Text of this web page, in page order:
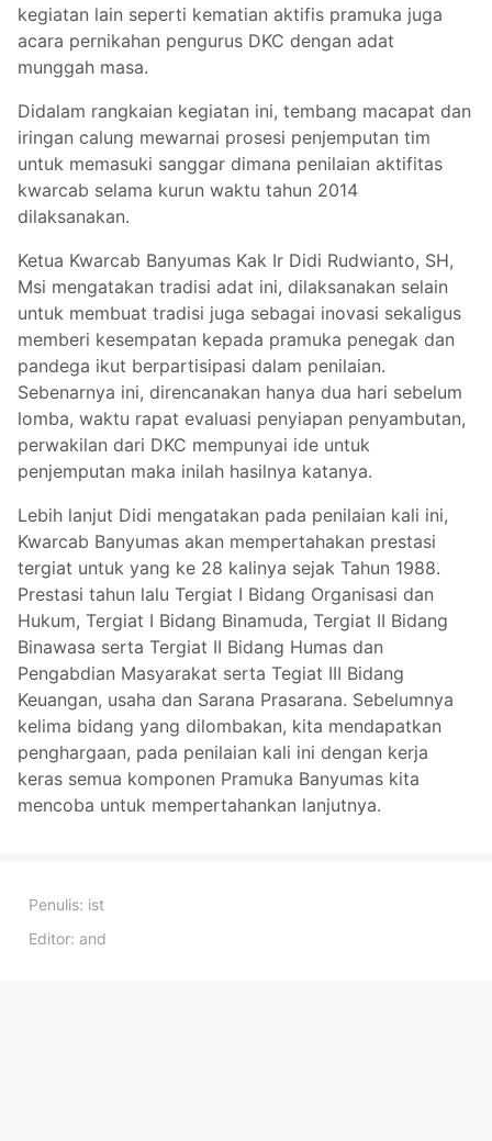
kegiatan lain seperti kematian aktifis pramuka juga
acara pernikahan pengurus DKC dengan adat
munggah masa.
Didalam rangkaian kegiatan ini, tembang macapat dan
iringan calung mewarnai prosesi penjemputan tim
untuk memasuki sanggar dimana penilaian aktifitas
kwarcab selama kurun waktu tahun 2014
dilaksanakan.
Ketua Kwarcab Banyumas Kak Ir Didi Rudwianto, SH,
Msi mengatakan tradisi adat ini, dilaksanakan selain
untuk membuat tradisi juga sebagai inovasi sekaligus
memberi kesempatan kepada pramuka penegak dan
pandega ikut berpartisipasi dalam penilaian.
Sebenarnya ini, direncanakan hanya dua hari sebelum
lomba, waktu rapat evaluasi penyiapan penyambutan,
perwakilan dari DKC mempunyai ide untuk
penjemputan maka inilah hasilnya katanya.
Lebih lanjut Didi mengatakan pada penilaian kali ini,
Kwarcab Banyumas akan mempertahakan prestasi
tergiat untuk yang ke 28 kalinya sejak Tahun 1988.
Prestasi tahun lalu Tergiat I Bidang Organisasi dan
Hukum, Tergiat I Bidang Binamuda, Tergiat II Bidang
Binawasa serta Tergiat II Bidang Humas dan
Pengabdian Masyarakat serta Tegiat III Bidang
Keuangan, usaha dan Sarana Prasarana. Sebelumnya
kelima bidang yang dilombakan, kita mendapatkan
penghargaan, pada penilaian kali ini dengan kerja
keras semua komponen Pramuka Banyumas kita
mencoba untuk mempertahankan lanjutnya.
Penulis: ist
Editor: and